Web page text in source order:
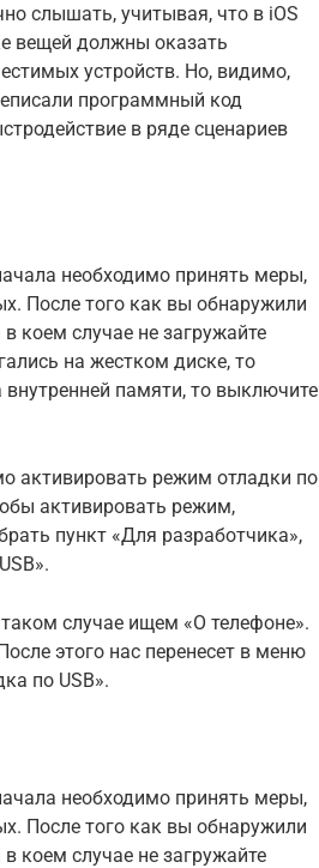
слышать, учитывая, что в iOS
вещей должны оказать
устройств. Но, видимо,
программный код
в ряде сценариев
необходимо принять меры,
После того как вы обнаружили
коем случае не загружайте
на жестком диске, то
внутренней памяти, то выключите
активировать режим отладки по
активировать режим,
пункт «Для разработчика»,
случае ищем «О телефоне».
этого нас перенесет в меню
по USB».
необходимо принять меры,
После того как вы обнаружили
коем случае не загружайте